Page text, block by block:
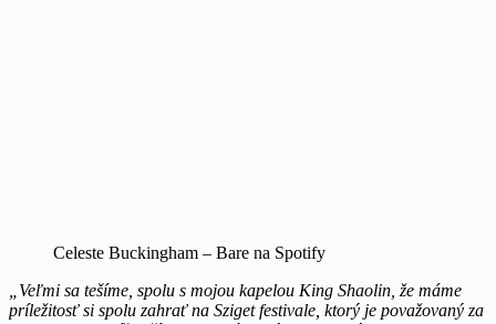
Celeste Buckingham – Bare na Spotify
„Veľmi sa tešíme, spolu s mojou kapelou King Shaolin, že máme
príležitosť si spolu zahrať na Sziget festivale, ktorý je považovaný za